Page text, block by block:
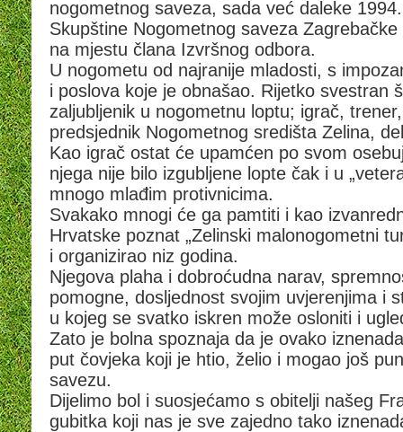
nogometnog saveza, sada već daleke
Skupštine Nogometnog saveza
na mjestu člana Izvršnog odbora.
U nogometu od najranije mladosti, s
i poslova koje je obnašao. Rijetko svestran
zaljubljenik u nogometnu loptu; igrač,
predsjednik Nogometnog središta Zelina,
Kao igrač ostat će upamćen po svom
njega nije bilo izgubljene lopte čak i u
mnogo mlađim protivnicima.
Svakako mnogi će ga pamtiti i kao
Hrvatske poznat „Zelinski malonogometni
i organizirao niz godina.
Njegova plaha i dobroćudna narav,
pomogne, dosljednost svojim uvjerenjima i
u kojeg se svatko iskren može osloniti i
Zato je bolna spoznaja da je ovako
put čovjeka koji je htio, želio i mogao još
savezu.
Dijelimo bol i suosjećamo s obitelji našeg
gubitka koji nas je sve zajedno tako